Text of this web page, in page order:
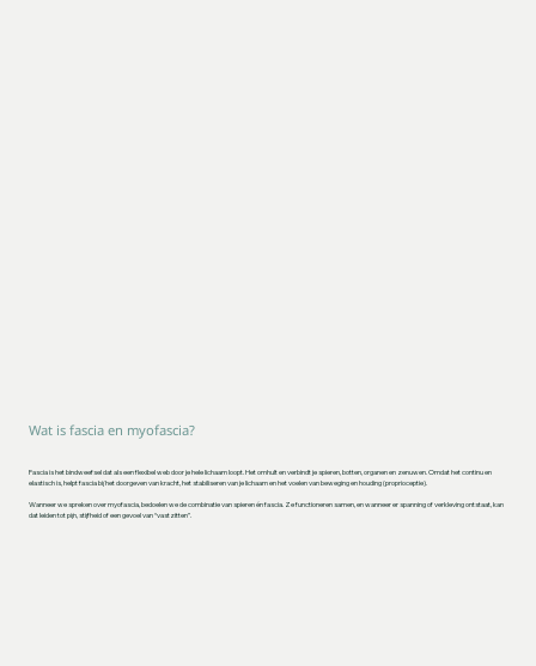
Wat is fascia en myofascia?
Fascia is het bindweefsel dat als een flexibel web door je hele lichaam loopt. Het omhult en verbindt je spieren, botten, organen en zenuwen. Omdat het continu en
elastisch is, helpt fascia bij het doorgeven van kracht, het stabiliseren van je lichaam en het voelen van beweging en houding (proprioceptie).
Wanneer we spreken over myofascia, bedoelen we de combinatie van spieren én fascia. Ze functioneren samen, en wanneer er spanning of verkleving ontstaat, kan
dat leiden tot pijn, stijfheid of een gevoel van “vastzitten”.